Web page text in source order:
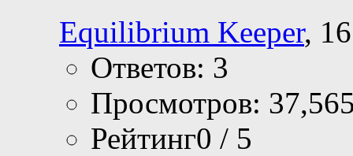
Equilibrium Keeper,
Ответов: 3
Просмотров:
Рейтинг0 / 5